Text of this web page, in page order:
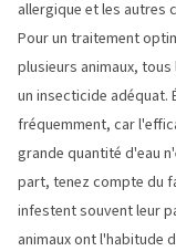
allergique et les autres
Pour un traitement
plusieurs animaux,
un insecticide adéquat.
fréquemment, car
grande quantité d'eau
part, tenez compte du
infestent souvent leur
animaux ont l'habitude